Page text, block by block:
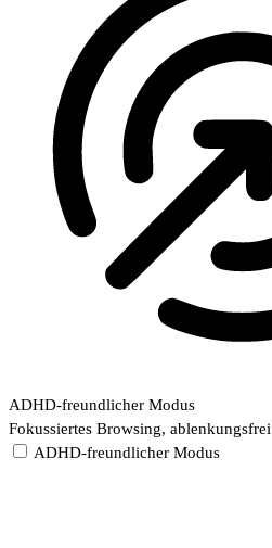
ADHD-freundlicher Modus
Fokussiertes Browsing, ablenkungsfrei
ADHD-freundlicher Modus